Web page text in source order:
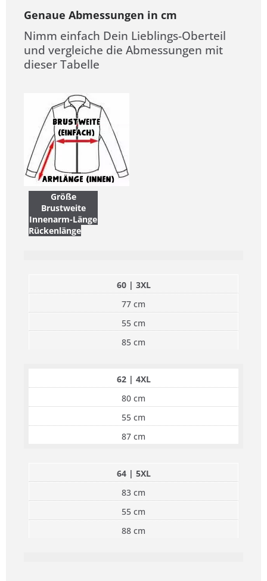
Genaue Abmessungen in cm
Nimm einfach Dein Lieblings-Oberteil
und vergleiche die Abmessungen mit
dieser Tabelle
Größe
Brustweite
Innenarm-Länge
Rückenlänge
60 | 3XL
77 cm
55 cm
85 cm
62 | 4XL
80 cm
55 cm
87 cm
64 | 5XL
83 cm
55 cm
88 cm